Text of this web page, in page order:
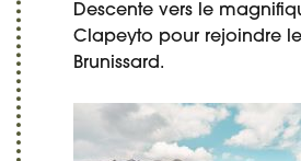
Descente vers le
Clapeyto pour rejoindre
Brunissard.